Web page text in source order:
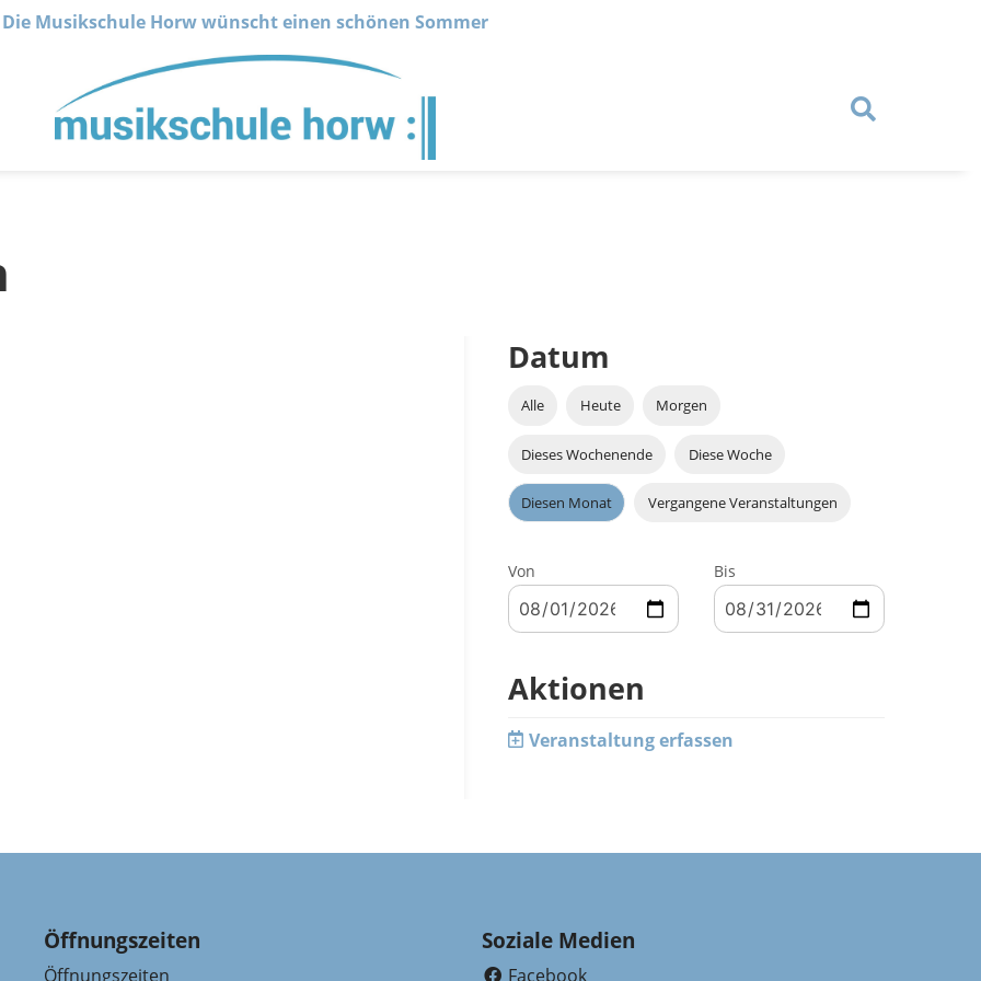
Die Musikschule Horw wünscht einen schönen Sommer
Datum
Alle Heute Morgen
Dieses Wochenende Diese Woche
Diesen Monat Vergangene Veranstaltungen
Von Bis
Aktionen
Veranstaltung erfassen
Öffnungszeiten
Öffnungszeiten
Soziale Medien
Facebook